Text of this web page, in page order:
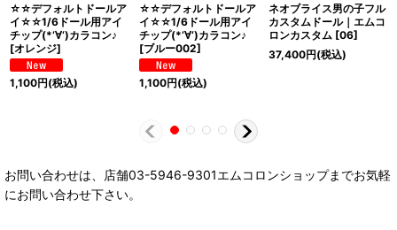
☆☆デフォルトドールア
イ☆☆1/6ドール用アイ
チップ(*‘∀‘)カラコン♪
[オレンジ]
1,100円(税込)
☆☆デフォルトドールア
イ☆☆1/6ドール用アイ
チップ(*‘∀‘)カラコン♪
[ブルー002]
1,100円(税込)
ネオブライス男の子フル
カスタムドール｜エムコ
ロンカスタム [06]
37,400円(税込)
お問い合わせは、店舗03-5946-9301エムコロンショップまでお気軽
にお問い合わせ下さい。